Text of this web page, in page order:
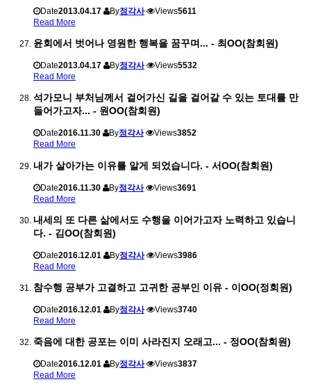
Date2013.04.17 By정각사 Views5611
Read More
윤회에서 벗어나 영원한 행복을 꿈꾸며... - 최OO(참회원)
Date2013.04.17 By정각사 Views5532
Read More
석가모니 부처님께서 걸어가신 길을 걸어갈 수 있는 토대를 만
들어가고자... - 원OO(참회원)
Date2016.11.30 By정각사 Views3852
Read More
내가 살아가는 이유를 알게 되었습니다. - 서OO(참회원)
Date2016.11.30 By정각사 Views3691
Read More
내세의 또 다른 삶에서도 수행을 이어가고자 노력하고 있습니
다. - 김OO(참회원)
Date2016.12.01 By정각사 Views3986
Read More
참수행 공부가 고결하고 고귀한 공부인 이유 - 이OO(정회원)
Date2016.12.01 By정각사 Views3740
Read More
죽음에 대한 공포는 이미 사라진지 오래고... - 정OO(참회원)
Date2016.12.01 By정각사 Views3837
Read More